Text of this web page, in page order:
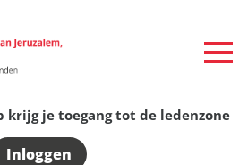
krijg je toegang tot de ledenzone
Inloggen